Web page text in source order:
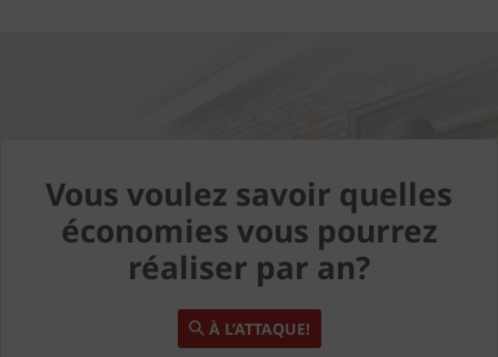
Vous voulez savoir quelles
économies vous pourrez
réaliser par an?
À L’ATTAQUE!